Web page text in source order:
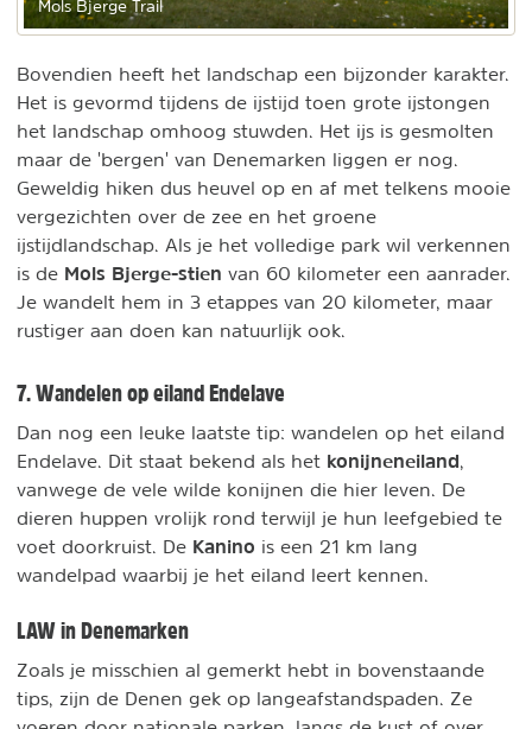
Mols Bjerge Trail
Bovendien heeft het landschap een bijzonder karakter.
Het is gevormd tijdens de ijstijd toen grote ijstongen
het landschap omhoog stuwden. Het ijs is gesmolten
maar de 'bergen' van Denemarken liggen er nog.
Geweldig hiken dus heuvel op en af met telkens mooie
vergezichten over de zee en het groene
ijstijdlandschap. Als je het volledige park wil verkennen
is de Mols Bjerge-stien van 60 kilometer een aanrader.
Je wandelt hem in 3 etappes van 20 kilometer, maar
rustiger aan doen kan natuurlijk ook.
7. Wandelen op eiland Endelave
Dan nog een leuke laatste tip: wandelen op het eiland
Endelave. Dit staat bekend als het konijneneiland
vanwege de vele wilde konijnen die hier leven. De
dieren huppen vrolijk rond terwijl je hun leefgebied te
voet doorkruist. De Kanino is een 21 km lang
wandelpad waarbij je het eiland leert kennen.
LAW in Denemarken
Zoals je misschien al gemerkt hebt in bovenstaande
tips, zijn de Denen gek op langeafstandspaden. Ze